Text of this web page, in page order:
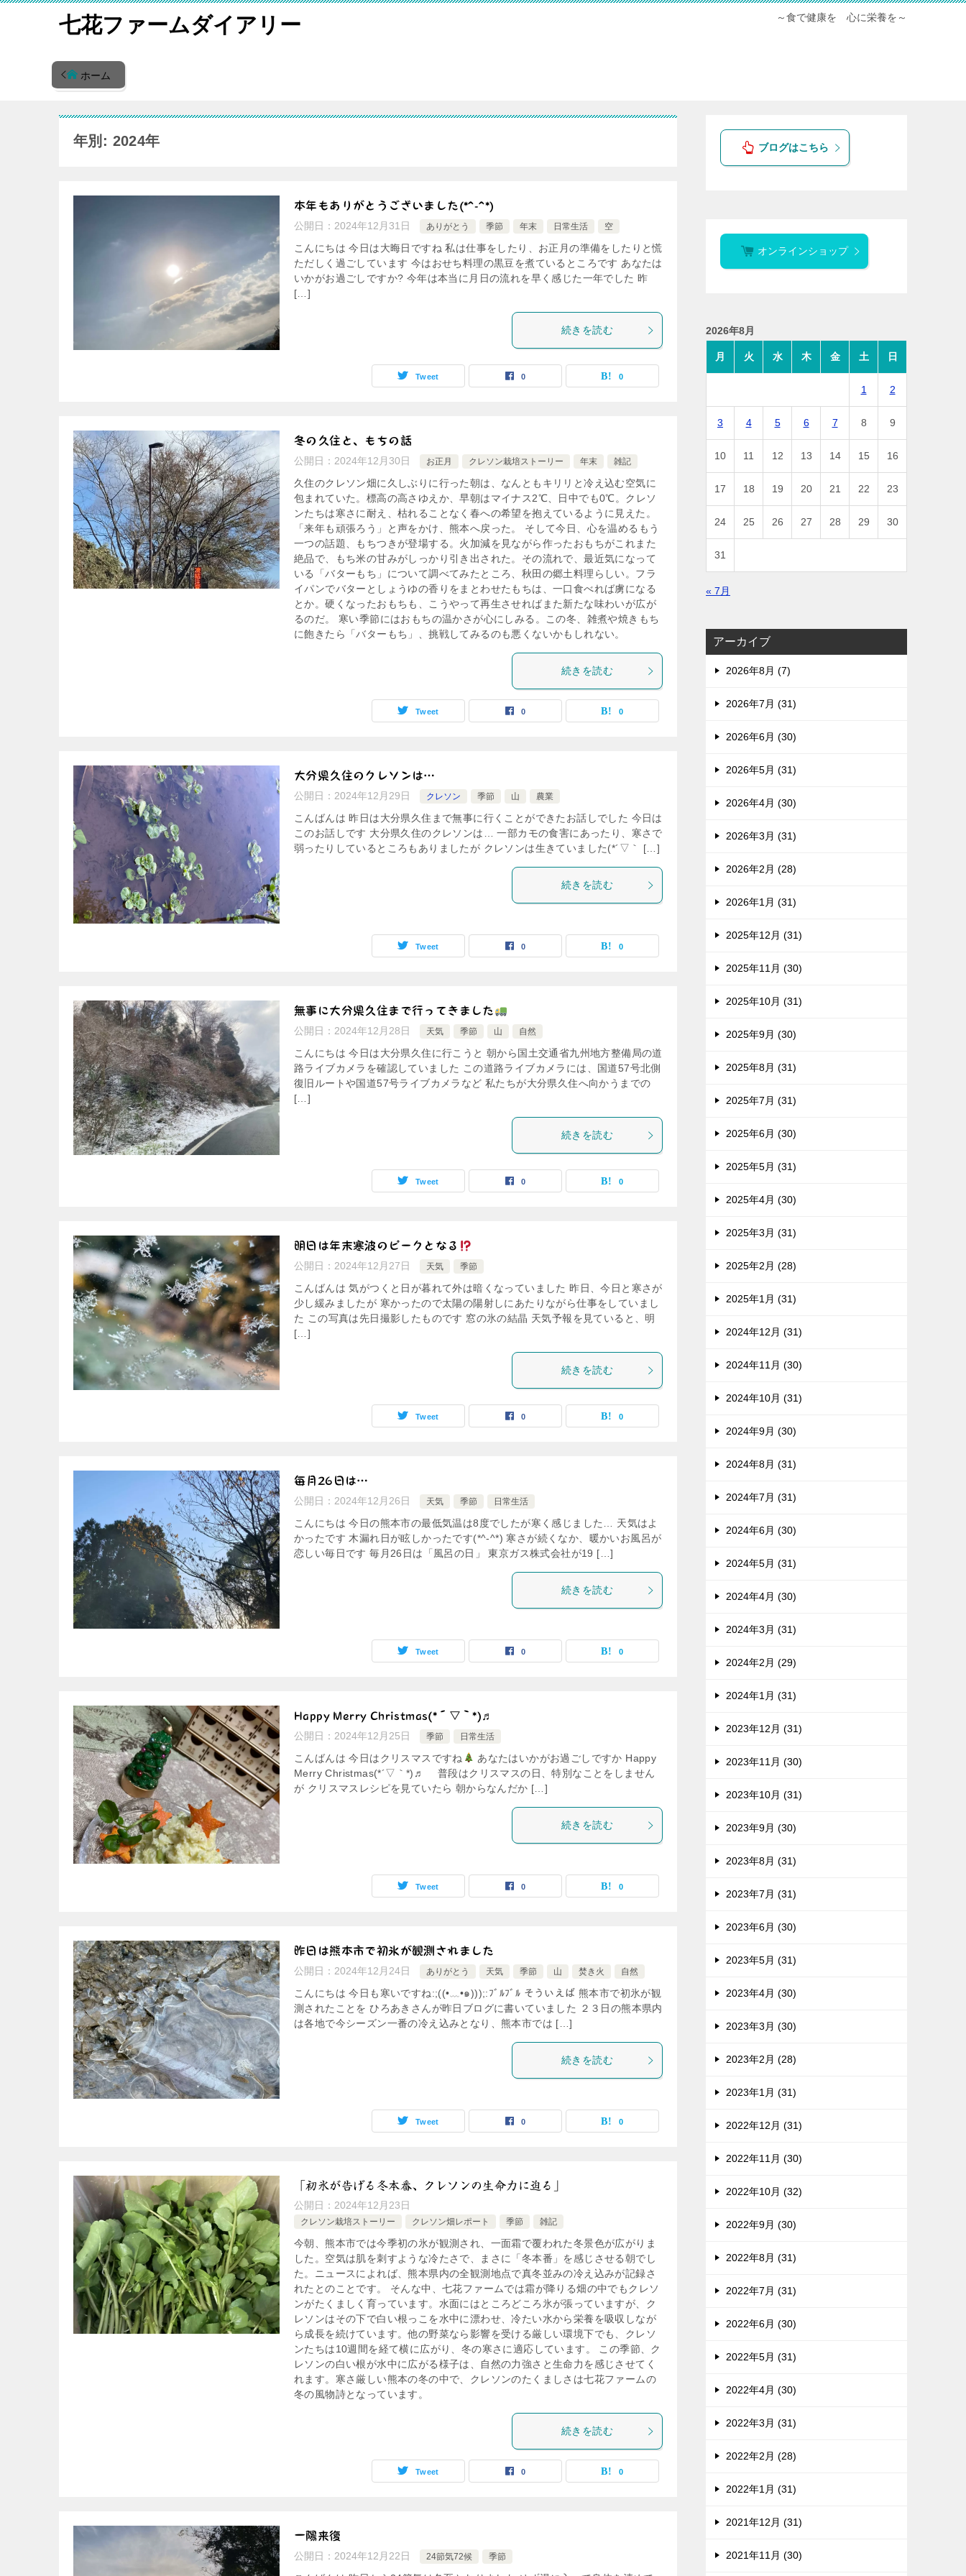
七花ファームダイアリー ～食で健康を 心に栄養を～
ホーム
年別: 2024年
本年もありがとうございました(*^-^*)
公開日： 2024年12月31日 ありがとう 季節 年末 日常生活 空
こんにちは 今日は大晦日ですね 私は仕事をしたり、お正月の準備をしたりと慌
ただしく過ごしています 今はおせち料理の黒豆を煮ているところです あなたは
いかがお過ごしですか? 今年は本当に月日の流れを早く感じた一年でした 昨
[…]
続きを読む
Tweet 0 0
冬の久住と、もちの話
公開日： 2024年12月30日 お正月 クレソン栽培ストーリー 年末 雑記
久住のクレソン畑に久しぶりに行った朝は、なんともキリリと冷え込む空気に
包まれていた。標高の高さゆえか、早朝はマイナス2℃、日中でも0℃。クレソ
ンたちは寒さに耐え、枯れることなく春への希望を抱えているように見えた。
「来年も頑張ろう」と声をかけ、熊本へ戻った。 そして今日、心を温めるもう
一つの話題、もちつきが登場する。火加減を見ながら作ったおもちがこれまた
絶品で、もち米の甘みがしっかり引き出された。その流れで、最近気になって
いる「バターもち」について調べてみたところ、秋田の郷土料理らしい。フラ
イパンでバターとしょうゆの香りをまとわせたもちは、一口食べれば虜になる
とか。硬くなったおもちも、こうやって再生させればまた新たな味わいが広が
るのだ。 寒い季節にはおもちの温かさが心にしみる。この冬、雑煮や焼きもち
に飽きたら「バターもち」、挑戦してみるのも悪くないかもしれない。
続きを読む
Tweet 0 0
大分県久住のクレソンは…
公開日： 2024年12月29日 クレソン 季節 山 農業
こんばんは 昨日は大分県久住まで無事に行くことができたお話しでした 今日は
このお話しです 大分県久住のクレソンは… 一部カモの食害にあったり、寒さで
弱ったりしているところもありましたが クレソンは生きていました(*´▽｀ […]
続きを読む
Tweet 0 0
無事に大分県久住まで行ってきました
公開日： 2024年12月28日 天気 季節 山 自然
こんにちは 今日は大分県久住に行こうと 朝から国土交通省九州地方整備局の道
路ライブカメラを確認していました この道路ライブカメラには、国道57号北側
復旧ルートや国道57号ライブカメラなど 私たちが大分県久住へ向かうまでの
[…]
続きを読む
Tweet 0 0
明日は年末寒波のピークとなる
公開日： 2024年12月27日 天気 季節
こんばんは 気がつくと日が暮れて外は暗くなっていました 昨日、今日と寒さが
少し緩みましたが 寒かったので太陽の陽射しにあたりながら仕事をしていまし
た この写真は先日撮影したものです 窓の氷の結晶 天気予報を見ていると、明
[…]
続きを読む
Tweet 0 0
毎月26日は…
公開日： 2024年12月26日 天気 季節 日常生活
こんにちは 今日の熊本市の最低気温は8度でしたが寒く感じました… 天気はよ
かったです 木漏れ日が眩しかったです(*^-^*) 寒さが続くなか、暖かいお風呂が
恋しい毎日です 毎月26日は「風呂の日」 東京ガス株式会社が19 […]
続きを読む
Tweet 0 0
Happy Merry Christmas(*´▽｀*)♬
公開日： 2024年12月25日 季節 日常生活
こんばんは 今日はクリスマスですね
あなたはいかがお過ごしですか Happy
Merry Christmas(*´▽｀*)♬ 普段はクリスマスの日、特別なことをしません
が クリスマスレシピを見ていたら 朝からなんだか […]
続きを読む
Tweet 0 0
昨日は熊本市で初氷が観測されました
公開日： 2024年12月24日 ありがとう 天気 季節 山 焚き火 自然
こんにちは 今日も寒いですね:;((•﹏•๑)));:ﾌﾞﾙﾌﾞﾙ そういえば 熊本市で初氷が観
測されたことを ひろあきさんが昨日ブログに書いていました ２３日の熊本県内
は各地で今シーズン一番の冷え込みとなり、熊本市では […]
続きを読む
Tweet 0 0
「初氷が告げる冬本番、クレソンの生命力に迫る」
公開日： 2024年12月23日
クレソン栽培ストーリー クレソン畑レポート 季節 雑記
今朝、熊本市では今季初の氷が観測され、一面霜で覆われた冬景色が広がりま
した。空気は肌を刺すような冷たさで、まさに「冬本番」を感じさせる朝でし
た。ニュースによれば、熊本県内の全観測地点で真冬並みの冷え込みが記録さ
れたとのことです。 そんな中、七花ファームでは霜が降りる畑の中でもクレソ
ンがたくましく育っています。水面にはところどころ氷が張っていますが、ク
レソンはその下で白い根っこを水中に漂わせ、冷たい水から栄養を吸収しなが
ら成長を続けています。他の野菜なら影響を受ける厳しい環境下でも、クレソ
ンたちは10週間を経て横に広がり、冬の寒さに適応しています。 この季節、ク
レソンの白い根が水中に広がる様子は、自然の力強さと生命力を感じさせてく
れます。寒さ厳しい熊本の冬の中で、クレソンのたくましさは七花ファームの
冬の風物詩となっています。
続きを読む
Tweet 0 0
一陽来復
公開日： 2024年12月22日 24節気72候 季節
ブログはこちら
オンラインショップ
2026年8月
月 火 水 木 金 土 日
1 2
3 4 5 6 7 8 9
10 11 12 13 14 15 16
17 18 19 20 21 22 23
24 25 26 27 28 29 30
31
« 7月
アーカイブ
2026年8月 (7)
2026年7月 (31)
2026年6月 (30)
2026年5月 (31)
2026年4月 (30)
2026年3月 (31)
2026年2月 (28)
2026年1月 (31)
2025年12月 (31)
2025年11月 (30)
2025年10月 (31)
2025年9月 (30)
2025年8月 (31)
2025年7月 (31)
2025年6月 (30)
2025年5月 (31)
2025年4月 (30)
2025年3月 (31)
2025年2月 (28)
2025年1月 (31)
2024年12月 (31)
2024年11月 (30)
2024年10月 (31)
2024年9月 (30)
2024年8月 (31)
2024年7月 (31)
2024年6月 (30)
2024年5月 (31)
2024年4月 (30)
2024年3月 (31)
2024年2月 (29)
2024年1月 (31)
2023年12月 (31)
2023年11月 (30)
2023年10月 (31)
2023年9月 (30)
2023年8月 (31)
2023年7月 (31)
2023年6月 (30)
2023年5月 (31)
2023年4月 (30)
2023年3月 (30)
2023年2月 (28)
2023年1月 (31)
2022年12月 (31)
2022年11月 (30)
2022年10月 (32)
2022年9月 (30)
2022年8月 (31)
2022年7月 (31)
2022年6月 (30)
2022年5月 (31)
2022年4月 (30)
2022年3月 (31)
2022年2月 (28)
2022年1月 (31)
2021年12月 (31)
2021年11月 (30)